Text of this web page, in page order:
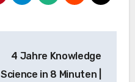
4 Jahre Knowledge
Science in 8 Minuten |